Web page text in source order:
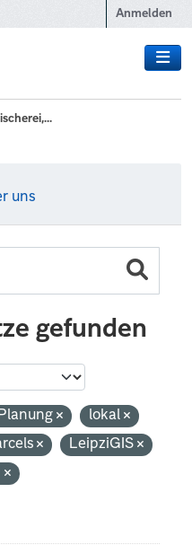
Anmelden
uns
gefunden
Planung
lokal
LeipziGIS